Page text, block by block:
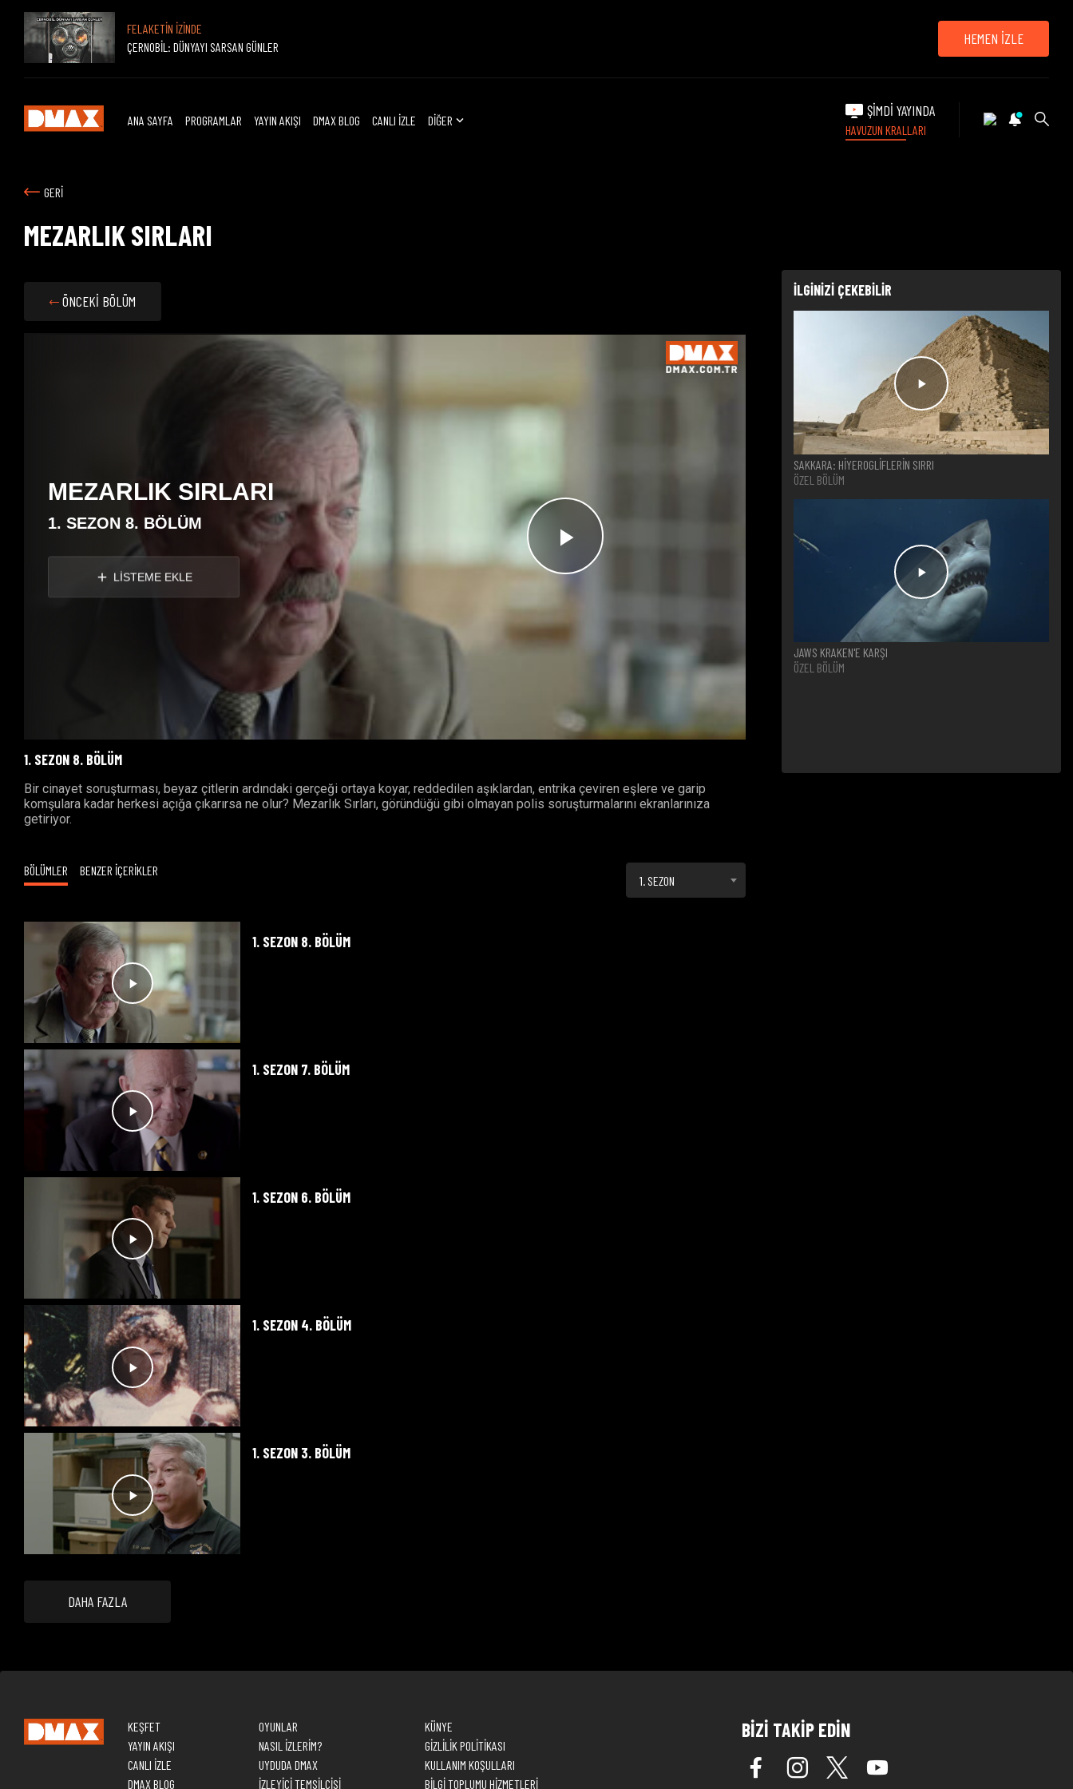
FELAKETİN İZİNDE
ÇERNOBİL: DÜNYAYI SARSAN GÜNLER
HEMEN İZLE
ANA SAYFA PROGRAMLAR YAYIN AKIŞI DMAX BLOG CANLI İZLE DİĞER
ŞİMDİ YAYINDA
HAVUZUN KRALLARI
GERİ
MEZARLIK SIRLARI
ÖNCEKİ BÖLÜM
Videoyu
Oynat
MEZARLIK SIRLARI
1. SEZON 8. BÖLÜM
LİSTEME EKLE
1. SEZON 8. BÖLÜM
Bir cinayet soruşturması, beyaz çitlerin ardındaki gerçeği ortaya koyar, reddedilen aşıklardan, entrika çeviren eşlere ve garip
komşulara kadar herkesi açığa çıkarırsa ne olur? Mezarlık Sırları, göründüğü gibi olmayan polis soruşturmalarını ekranlarınıza
getiriyor.
BÖLÜMLER BENZER İÇERİKLER
1. SEZON
1. SEZON 8. BÖLÜM
1. SEZON 7. BÖLÜM
1. SEZON 6. BÖLÜM
1. SEZON 4. BÖLÜM
1. SEZON 3. BÖLÜM
DAHA FAZLA
İLGİNİZİ ÇEKEBİLİR
SAKKARA: HİYEROGLİFLERİN SIRRI
ÖZEL BÖLÜM
JAWS KRAKEN'E KARŞI
ÖZEL BÖLÜM
KEŞFET
YAYIN AKIŞI
CANLI İZLE
DMAX BLOG
OYUNLAR
NASIL İZLERİM?
UYDUDA DMAX
İZLEYİCİ TEMSİLCİSİ
KÜNYE
GİZLİLİK POLİTİKASI
KULLANIM KOŞULLARI
BİLGİ TOPLUMU HİZMETLERİ
BİZİ TAKİP EDİN